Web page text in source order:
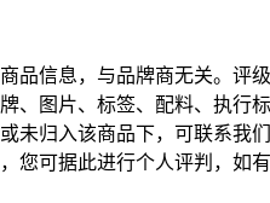
品信息， 与品牌商无关。评
、图片、标签、配料、执行
未归入该商品下，可联系我
您可据此进行个人评判，如